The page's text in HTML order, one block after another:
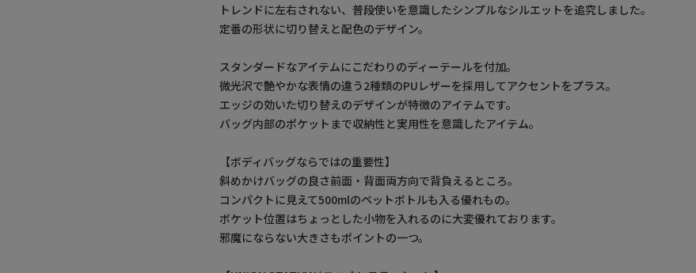
トレンドに左右されない、普段使いを意識したシンプルなシルエットを追究しました。
定番の形状に切り替えと配色のデザイン。
スタンダードなアイテムにこだわりのディーテールを付加。
微光沢で艶やかな表情の違う2種類のPUレザーを採用してアクセントをプラス。
エッジの効いた切り替えのデザインが特徴のアイテムです。
バッグ内部のポケットまで収納性と実用性を意識したアイテム。
【ボディバッグならではの重要性】
斜めかけバッグの良さ前面・背面両方向で背負えるところ。
コンパクトに見えて500mlのペットボトルも入る優れもの。
ボケット位置はちょっとした小物を入れるのに大変優れております。
邪魔にならない大きさもポイントの一つ。